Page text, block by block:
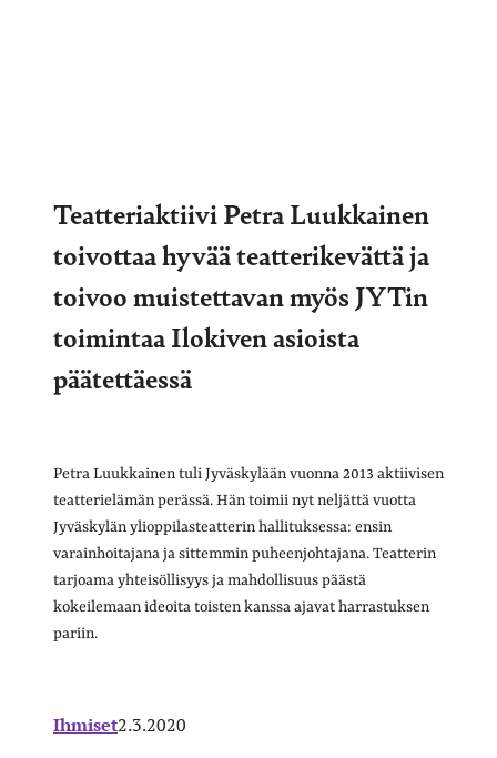
Teatteriaktiivi Petra Luukkainen
toivottaa hyvää teatterikevättä ja
toivoo muistettavan myös JYTin
toimintaa Ilokiven asioista
päätettäessä
Petra Luukkainen tuli Jyväskylään vuonna 2013 aktiivisen
teatterielämän perässä. Hän toimii nyt neljättä vuotta
Jyväskylän ylioppilasteatterin hallituksessa: ensin
varainhoitajana ja sittemmin puheenjohtajana. Teatterin
tarjoama yhteisöllisyys ja mahdollisuus päästä
kokeilemaan ideoita toisten kanssa ajavat harrastuksen
pariin.
Ihmiset2.3.2020